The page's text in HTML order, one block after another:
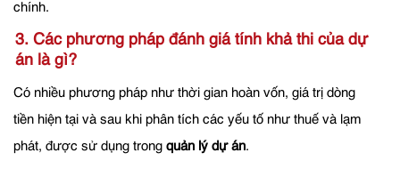
chính.
3. Các phương pháp đánh giá tính khả thi của dự
án là gì?
Có nhiều phương pháp như thời gian hoàn vốn, giá trị dòng
tiền hiện tại và sau khi phân tích các yếu tố như thuế và lạm
phát, được sử dụng trong quản lý dự án.